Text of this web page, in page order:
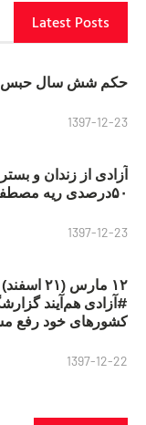
Latest Posts
حکم شش سال حبس
1397-12-23
آزادی از زندان و
۵۰درصدی ریه مصطفی دانشجو
1397-12-23
۱۲ مارس
کشورهای خود رفع
1397-12-22